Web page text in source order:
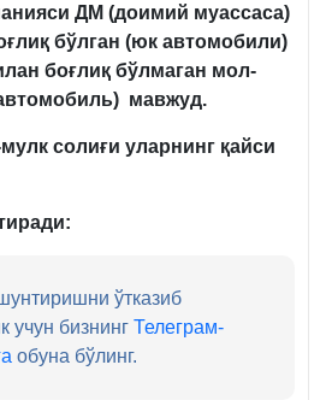
ДМ (доимий муассаса)
бўлган (юк автомобили)
боғлиқ бўлмаган мол-
мавжуд.
солиғи уларнинг қайси
ўтказиб
учун бизнингТелеграм-
обуна бўлинг.